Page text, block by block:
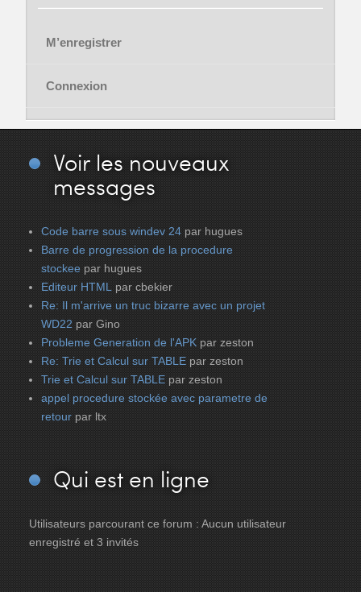
M’enregistrer
Connexion
Voir les nouveaux
messages
Code barre sous windev 24 par hugues
Barre de progression de la procedure
stockee par hugues
Editeur HTML par cbekier
Re: Il m'arrive un truc bizarre avec un projet
WD22 par Gino
Probleme Generation de l'APK par zeston
Re: Trie et Calcul sur TABLE par zeston
Trie et Calcul sur TABLE par zeston
appel procedure stockée avec parametre de
retour par ltx
Qui est en ligne
Utilisateurs parcourant ce forum : Aucun utilisateur
enregistré et 3 invités